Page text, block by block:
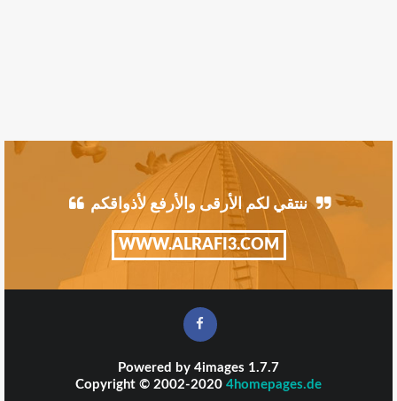
ننتقي لكم الأرقى والأرفع لأذواقكم
WWW.ALRAFI3.COM
Powered by 4images 1.7.7
Copyright © 2002-2020 4homepages.de